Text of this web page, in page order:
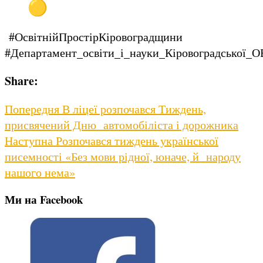
#ОсвітнійПростірКіровоградщини
Share:
Навігація
записів
ПопередняPrevious
post:
В ліцеї розпочався Тиждень,
присвячений Дню автомобіліста і дорожника
НаступнаNext
post:
Розпочався тиждень української
писемності «Без мови рідної, юначе, й народу
нашого нема»
Ми на Facebook